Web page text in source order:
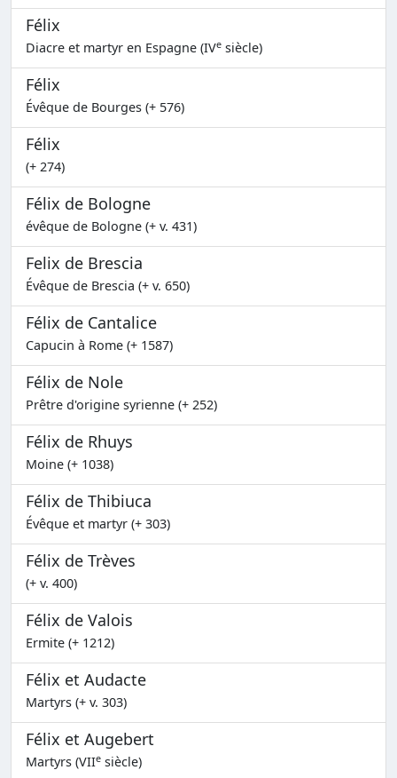
Félix
Diacre et martyr en Espagne (IVe siècle)
Félix
Évêque de Bourges (+ 576)
Félix
(+ 274)
Félix de Bologne
évêque de Bologne (+ v. 431)
Felix de Brescia
Évêque de Brescia (+ v. 650)
Félix de Cantalice
Capucin à Rome (+ 1587)
Félix de Nole
Prêtre d'origine syrienne (+ 252)
Félix de Rhuys
Moine (+ 1038)
Félix de Thibiuca
Évêque et martyr (+ 303)
Félix de Trèves
(+ v. 400)
Félix de Valois
Ermite (+ 1212)
Félix et Audacte
Martyrs (+ v. 303)
Félix et Augebert
Martyrs (VIIe siècle)